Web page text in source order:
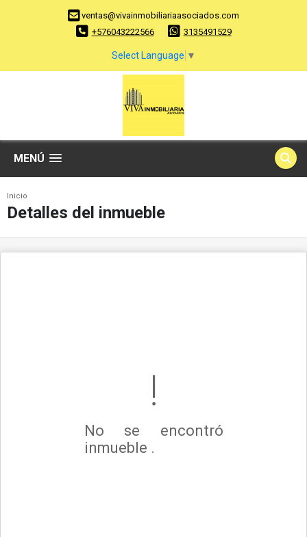
ventas@vivainmobiliariaasociados.com
+576043222566
3135491529
Select Language ▼
MENÚ
Inicio
Detalles del inmueble
No se encontró
inmueble .